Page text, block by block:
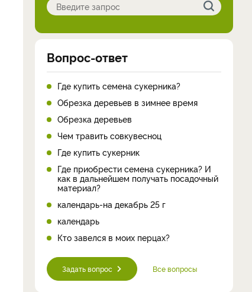
Вопрос-ответ
Где купить семена сукерника?
Обрезка деревьев в зимнее время
Обрезка деревьев
Чем травить совкувесноц
Где купить сукерник
Где приобрести семена сукерника? И
как в дальнейшем получать посадочный
материал?
календарь-на декабрь 25 г
календарь
Кто завелся в моих перцах?
Задать вопрос Все вопросы